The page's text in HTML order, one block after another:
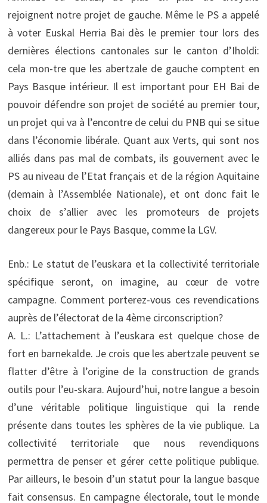
rejoignent notre projet de gauche. Même le PS a appelé
à voter Euskal Herria Bai dès le premier tour lors des
dernières élections cantonales sur le canton d’Iholdi:
cela mon-tre que les abertzale de gauche comptent en
Pays Basque intérieur. Il est important pour EH Bai de
pouvoir défendre son projet de société au premier tour,
un projet qui va à l’encontre de celui du PNB qui se situe
dans l’économie libérale. Quant aux Verts, qui sont nos
alliés dans pas mal de combats, ils gouvernent avec le
PS au niveau de l’Etat français et de la région Aquitaine
(demain à l’Assemblée Nationale), et ont donc fait le
choix de s’allier avec les promoteurs de projets
dangereux pour le Pays Basque, comme la LGV.
Enb.: Le statut de l’euskara et la collectivité territoriale
spécifique seront, on imagine, au cœur de votre
campagne. Comment porterez-vous ces revendications
auprès de l’électorat de la 4ème circonscription?
A. L.: L’attachement à l’euskara est quelque chose de
fort en barnekalde. Je crois que les abertzale peuvent se
flatter d’être à l’origine de la construction de grands
outils pour l’eu-skara. Aujourd’hui, notre langue a besoin
d’une véritable politique linguistique qui la rende
présente dans toutes les sphères de la vie publique. La
collectivité territoriale que nous revendiquons
permettra de penser et gérer cette politique publique.
Par ailleurs, le besoin d’un statut pour la langue basque
fait consensus. En campagne électorale, tout le monde